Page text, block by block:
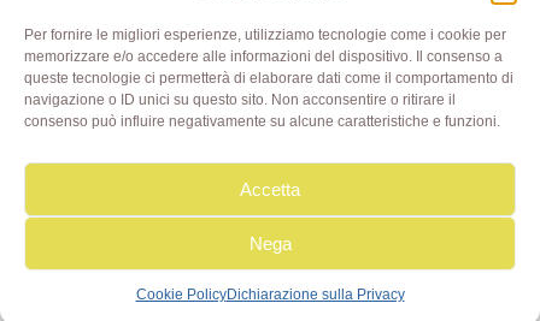
Per fornire le migliori esperienze, utilizziamo tecnologie come i cookie per
memorizzare e/o accedere alle informazioni del dispositivo. Il consenso a
queste tecnologie ci permetterà di elaborare dati come il comportamento di
navigazione o ID unici su questo sito. Non acconsentire o ritirare il
consenso può influire negativamente su alcune caratteristiche e funzioni.
Accetta
Nega
Cookie PolicyDichiarazione sulla Privacy
Olivia di Aimi Roberta | Borgo XX Marzo 6/c Parma | P.IVA
IT02499000343 - REA PR 245283 | © 2020 Olivialab. All
Rights Reserved.